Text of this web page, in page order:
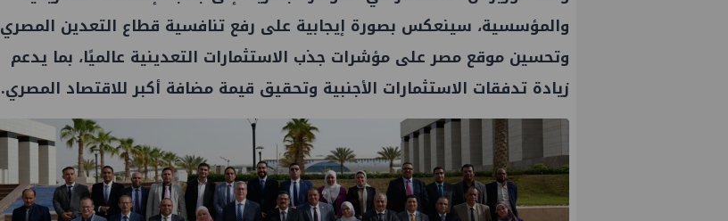
والمؤسسية، سينعكس بصورة إيجابية على رفع تنافسية قطاع التعدين المصري
وتحسين موقع مصر على مؤشرات جذب الاستثمارات التعدينية عالميًا، بما يدعم
زيادة تدفقات الاستثمارات الأجنبية وتحقيق قيمة مضافة أكبر للاقتصاد المصري.